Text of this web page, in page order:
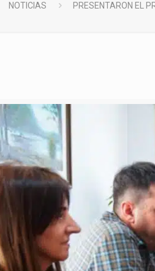
NOTICIAS PRESENTARON EL